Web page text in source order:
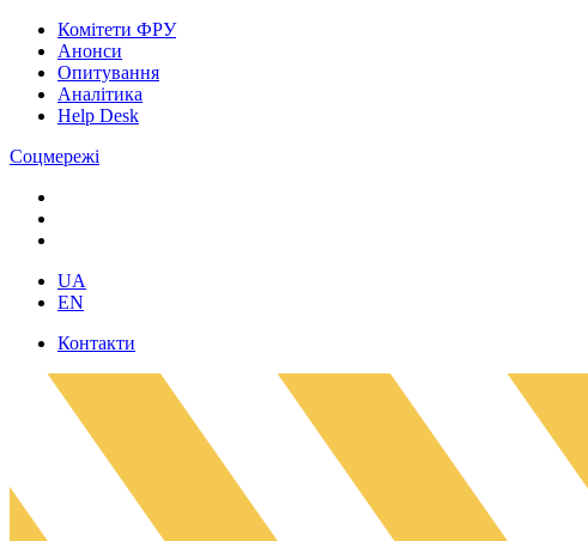
Комітети ФРУ
Анонси
Опитування
Аналітика
Help Desk
Соцмережі
UA
EN
Контакти